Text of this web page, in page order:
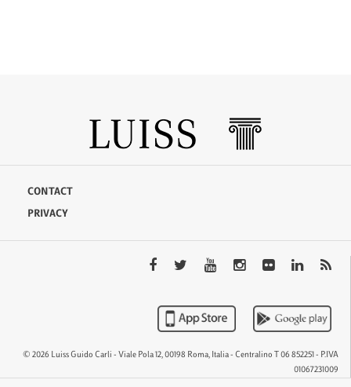
CONTACT
PRIVACY
© 2026 Luiss Guido Carli - Viale Pola 12, 00198 Roma, Italia - Centralino T 06 852251 - P.IVA
01067231009